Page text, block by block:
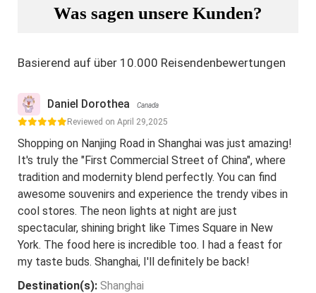
Was sagen unsere Kunden?
Basierend auf über 10.000 Reisendenbewertungen
Daniel Dorothea Canada
Reviewed on April 29,2025
Shopping on Nanjing Road in Shanghai was just amazing!
It's truly the "First Commercial Street of China", where
tradition and modernity blend perfectly. You can find
awesome souvenirs and experience the trendy vibes in
cool stores. The neon lights at night are just
spectacular, shining bright like Times Square in New
York. The food here is incredible too. I had a feast for
my taste buds. Shanghai, I'll definitely be back!
Destination(s): Shanghai